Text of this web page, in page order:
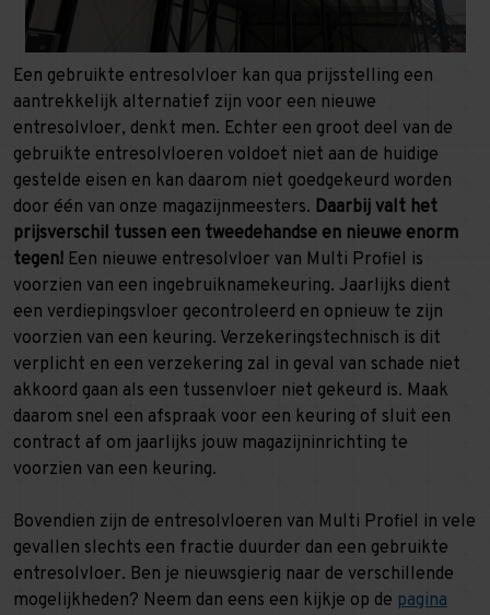
Een gebruikte entresolvloer kan qua prijsstelling een
aantrekkelijk alternatief zijn voor een nieuwe
entresolvloer, denkt men. Echter een groot deel van de
gebruikte entresolvloeren voldoet niet aan de huidige
gestelde eisen en kan daarom niet goedgekeurd worden
door één van onze magazijnmeesters. Daarbij valt het
prijsverschil tussen een tweedehandse en nieuwe enorm
tegen! Een nieuwe entresolvloer van Multi Profiel is
voorzien van een ingebruiknamekeuring. Jaarlijks dient
een verdiepingsvloer gecontroleerd en opnieuw te zijn
voorzien van een keuring. Verzekeringstechnisch is dit
verplicht en een verzekering zal in geval van schade niet
akkoord gaan als een tussenvloer niet gekeurd is. Maak
daarom snel een afspraak voor een keuring of sluit een
contract af om jaarlijks jouw magazijninrichting te
voorzien van een keuring.
Bovendien zijn de entresolvloeren van Multi Profiel in vele
gevallen slechts een fractie duurder dan een gebruikte
entresolvloer. Ben je nieuwsgierig naar de verschillende
mogelijkheden? Neem dan eens een kijkje op de pagina